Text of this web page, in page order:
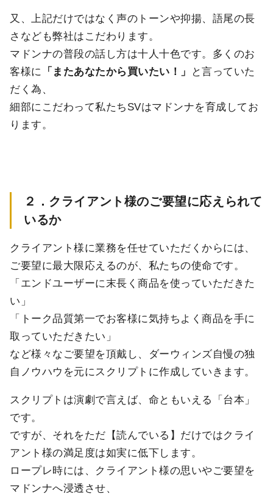
又、上記だけではなく声のトーンや抑揚、語尾の長
さなども弊社はこだわります。
マドンナの普段の話し方は十人十色です。多くのお
客様に 「またあなたから買いたい！」
と言っていた
だく為、
細部にこだわって私たちSVはマドンナを育成してお
ります。
２．クライアント様のご要望に応えられて
いるか
クライアント様に業務を任せていただくからには、
ご要望に最大限応えるのが、私たちの使命です。
「エンドユーザーに末長く商品を使っていただきた
い」
「トーク品質第一でお客様に気持ちよく商品を手に
取っていただきたい」
など様々なご要望を頂戴し、ダーウィンズ自慢の独
自ノウハウを元にスクリプトに作成していきます。
スクリプトは演劇で言えば、命ともいえる「台本」
です。
ですが、それをただ【読んでいる】だけではクライ
アント様の満足度は如実に低下します。
ロープレ時には、クライアント様の思いやご要望を
マドンナへ浸透させ、